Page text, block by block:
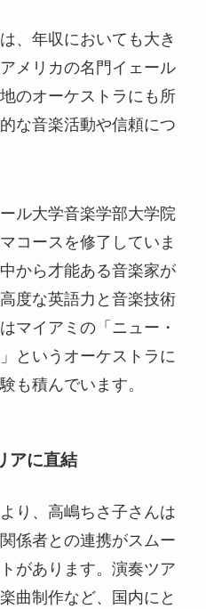
、年収においても大き
メリカの名門イェール
のオーケストラにも所
な音楽活動や信頼につ
ル大学音楽学部大学院
コースを修了していま
から才能ある音楽家が
度な英語力と音楽技術
マイアミの「ニュー・
というオーケストラに
も積んでいます。
アに直結
り、高嶋ちさ子さんは
係者との連携がスムー
があります。演奏ツア
曲制作など、国内にと